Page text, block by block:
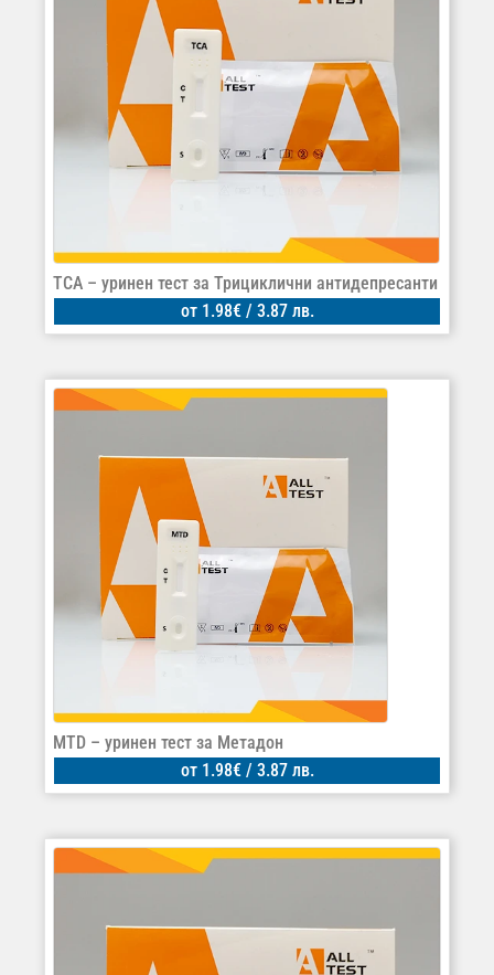
TCA – уринен тест за Трициклични антидепресанти
от 1.98€/ 3.87 лв.
MTD – уринен тест за Метадон
от 1.98€/ 3.87 лв.